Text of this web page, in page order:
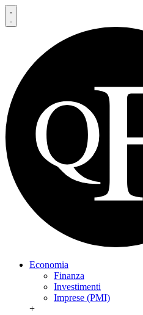
Economia
Finanza
Investimenti
Imprese (PMI)
+